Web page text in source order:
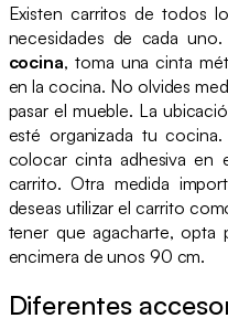
Existen carritos de todos
necesidades de cada
cocina, toma una cinta
en la cocina. No olvides
pasar el mueble. La
esté organizada tu
colocar cinta adhesiva en
carrito. Otra medida
deseas utilizar el carrito
tener que agacharte,
encimera de unos 90 cm.
Diferentes